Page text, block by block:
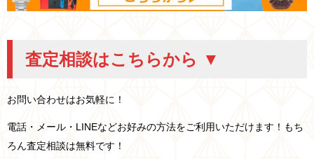
査定相談はこちらから ▼
お問い合わせはお気軽に！
電話・メール・LINEなどお好みの方法をご利用いただけます！もち
ろん査定相談は無料です！